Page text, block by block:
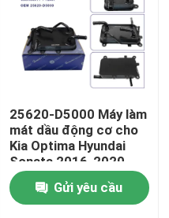
25620-D5000 Máy làm
mát dầu động cơ cho
Kia Optima Hyundai
Sonata 2016-2020
Gửi yêu cầu